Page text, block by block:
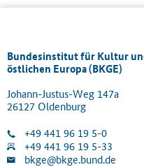
Bundesinstitut für Kultur
östlichen Europa (BKGE)
Johann-Justus-Weg 147a
26127 Oldenburg
+49 441 96 19 5-0
+49 441 96 19 5-33
bkge@bkge.bund.de